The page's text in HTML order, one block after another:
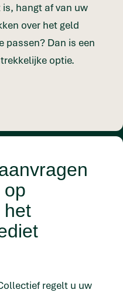
hangt af van uw
over het geld
passen? Dan is een
optie.
op
het
regelt u uw